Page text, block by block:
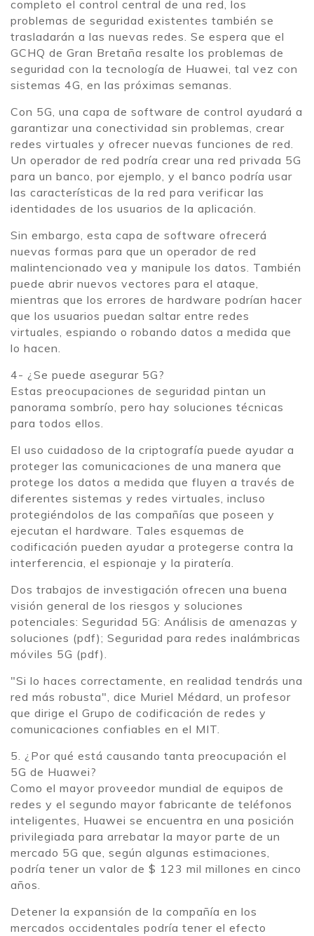
completo el control central de una red, los
problemas de seguridad existentes también se
trasladarán a las nuevas redes. Se espera que el
GCHQ de Gran Bretaña resalte los problemas de
seguridad con la tecnología de Huawei, tal vez con
sistemas 4G, en las próximas semanas.
Con 5G, una capa de software de control ayudará a
garantizar una conectividad sin problemas, crear
redes virtuales y ofrecer nuevas funciones de red.
Un operador de red podría crear una red privada 5G
para un banco, por ejemplo, y el banco podría usar
las características de la red para verificar las
identidades de los usuarios de la aplicación.
Sin embargo, esta capa de software ofrecerá
nuevas formas para que un operador de red
malintencionado vea y manipule los datos. También
puede abrir nuevos vectores para el ataque,
mientras que los errores de hardware podrían hacer
que los usuarios puedan saltar entre redes
virtuales, espiando o robando datos a medida que
lo hacen.
4- ¿Se puede asegurar 5G?
Estas preocupaciones de seguridad pintan un
panorama sombrío, pero hay soluciones técnicas
para todos ellos.
El uso cuidadoso de la criptografía puede ayudar a
proteger las comunicaciones de una manera que
protege los datos a medida que fluyen a través de
diferentes sistemas y redes virtuales, incluso
protegiéndolos de las compañías que poseen y
ejecutan el hardware. Tales esquemas de
codificación pueden ayudar a protegerse contra la
interferencia, el espionaje y la piratería.
Dos trabajos de investigación ofrecen una buena
visión general de los riesgos y soluciones
potenciales: Seguridad 5G: Análisis de amenazas y
soluciones (pdf); Seguridad para redes inalámbricas
móviles 5G (pdf).
"Si lo haces correctamente, en realidad tendrás una
red más robusta", dice Muriel Médard, un profesor
que dirige el Grupo de codificación de redes y
comunicaciones confiables en el MIT.
5. ¿Por qué está causando tanta preocupación el
5G de Huawei?
Como el mayor proveedor mundial de equipos de
redes y el segundo mayor fabricante de teléfonos
inteligentes, Huawei se encuentra en una posición
privilegiada para arrebatar la mayor parte de un
mercado 5G que, según algunas estimaciones,
podría tener un valor de $ 123 mil millones en cinco
años.
Detener la expansión de la compañía en los
mercados occidentales podría tener el efecto